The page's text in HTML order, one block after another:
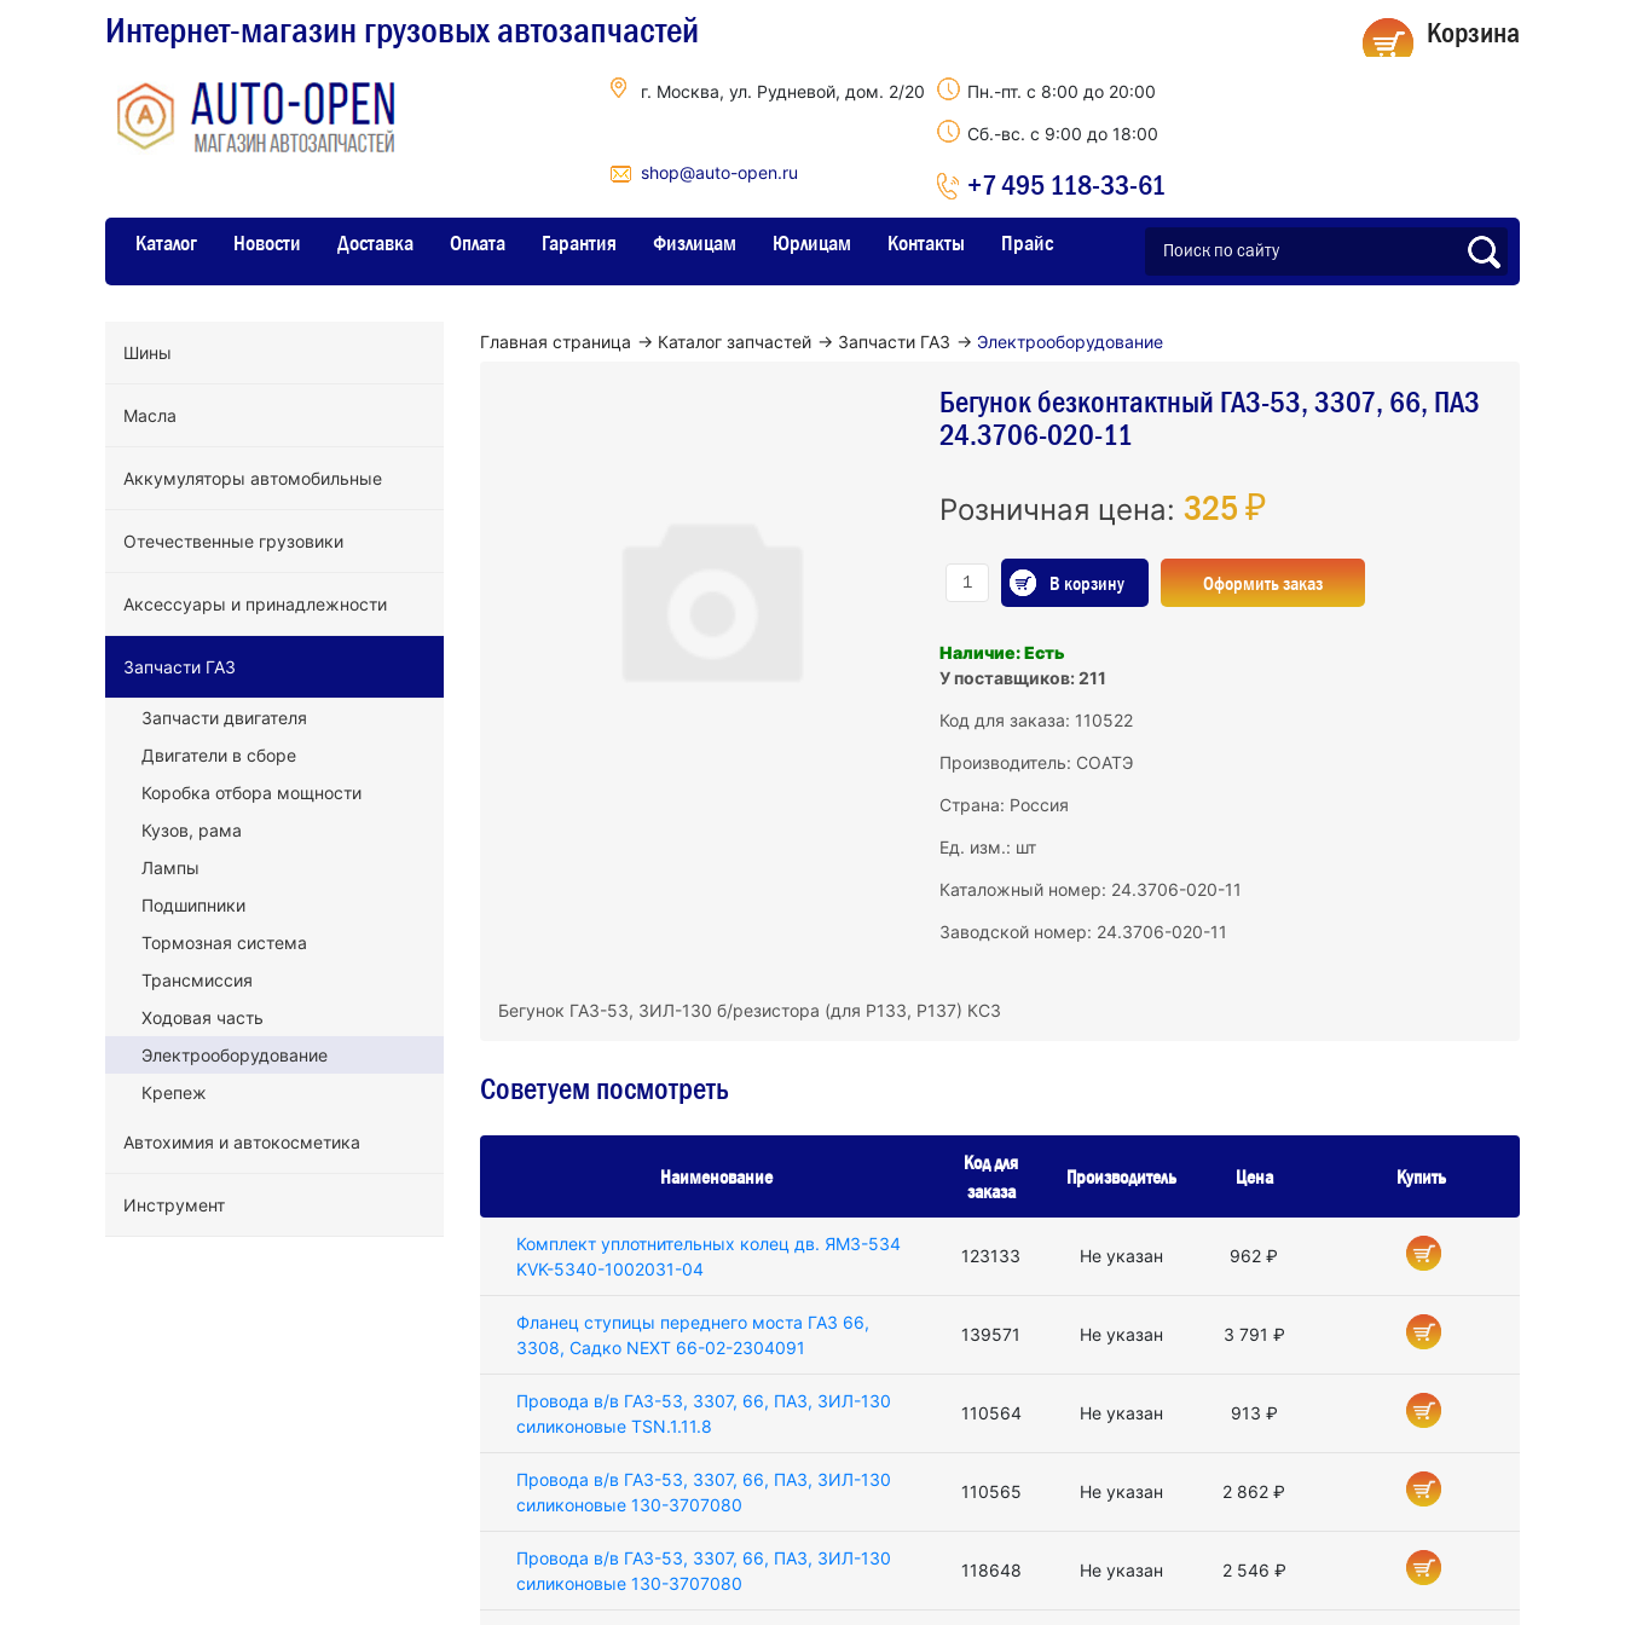
Интернет-магазин грузовых автозапчастей
г. Москва, ул. Рудневой, дом. 2/20
shop@auto-open.ru
Пн.-пт. с 8:00 до 20:00
Сб.-вс. с 9:00 до 18:00
+7 495 118-33-61
Корзина
Каталог Новости Доставка Оплата Гарантия Физлицам Юрлицам Контакты Прайс
Шины
Масла
Аккумуляторы автомобильные
Отечественные грузовики
Аксессуары и принадлежности
Запчасти ГАЗ
Запчасти двигателя
Двигатели в сборе
Коробка отбора мощности
Кузов, рама
Лампы
Подшипники
Тормозная система
Трансмиссия
Ходовая часть
Электрооборудование
Крепеж
Автохимия и автокосметика
Инструмент
Главная страница → Каталог запчастей → Запчасти ГАЗ → Электрооборудование
Бегунок безконтактный ГАЗ-53, 3307, 66, ПАЗ
24.3706-020-11
Розничная цена: 325 ₽
В корзину Оформить заказ
Наличие: Есть
У поставщиков: 211
Код для заказа: 110522
Производитель: СОАТЭ
Страна: Россия
Ед. изм.: шт
Каталожный номер: 24.3706-020-11
Заводской номер: 24.3706-020-11
Бегунок ГАЗ-53, ЗИЛ-130 б/резистора (для Р133, Р137) КСЗ
Советуем посмотреть
Наименование
Код для
заказа
Производитель Цена Купить
Комплект уплотнительных колец дв. ЯМЗ-534
KVK-5340-1002031-04
123133 Не указан 962 ₽
Фланец ступицы переднего моста ГАЗ 66,
3308, Садко NEXT 66-02-2304091
139571 Не указан 3 791 ₽
Провода в/в ГАЗ-53, 3307, 66, ПАЗ, ЗИЛ-130
силиконовые TSN.1.11.8
110564 Не указан 913 ₽
Провода в/в ГАЗ-53, 3307, 66, ПАЗ, ЗИЛ-130
силиконовые 130-3707080
110565 Не указан 2 862 ₽
Провода в/в ГАЗ-53, 3307, 66, ПАЗ, ЗИЛ-130
силиконовые 130-3707080
118648 Не указан 2 546 ₽